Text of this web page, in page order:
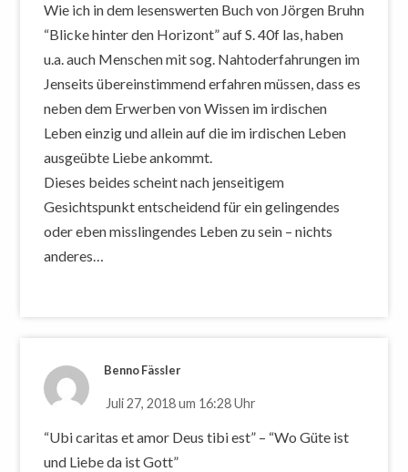
Wie ich in dem lesenswerten Buch von Jörgen Bruhn
“Blicke hinter den Horizont” auf S. 40f las, haben
u.a. auch Menschen mit sog. Nahtoderfahrungen im
Jenseits übereinstimmend erfahren müssen, dass es
neben dem Erwerben von Wissen im irdischen
Leben einzig und allein auf die im irdischen Leben
ausgeübte Liebe ankommt.
Dieses beides scheint nach jenseitigem
Gesichtspunkt entscheidend für ein gelingendes
oder eben misslingendes Leben zu sein – nichts
anderes…
Benno Fässler
Juli 27, 2018 um 16:28 Uhr
“Ubi caritas et amor Deus tibi est” – “Wo Güte ist
und Liebe da ist Gott”